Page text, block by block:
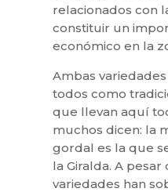
relacionados con
constituir un
económico en la
Ambas
todos como
que llevan aquí
muchos dicen: la
gordal es la que
la Giralda. A pesar
variedades han